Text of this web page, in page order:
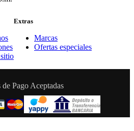
Extras
Marcas
Ofertas especiales
de Pago Aceptadas